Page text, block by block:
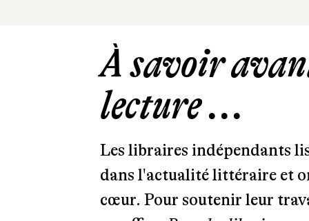
À savoir
lecture ...
Les libraires indépendants
dans l'actualité littéraire et
cœur. Pour soutenir leur